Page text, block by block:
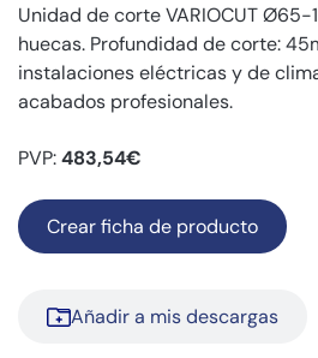
Unidad de corte VARIOCUT
huecas. Profundidad de corte:
instalaciones eléctricas y de
acabados profesionales.
PVP:483,54€
Crear ficha de producto
Añadir a mis descargas